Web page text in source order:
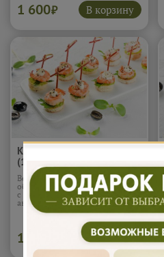
1 600₽ В корзину
Креветка с гуакомоле
(10шт)
Вес 1 шт - 20 гр. Канапе из
обжаренной тигровой креветки
с соусом гуакомоле из спелого
авокадо на тостеПодробнее...
1 800 В корзину